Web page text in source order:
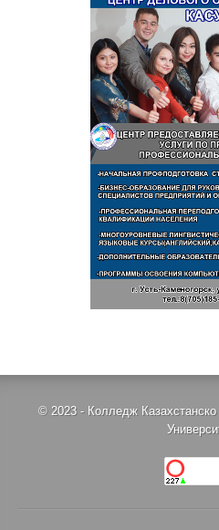
© 2023 - Колледж Казахстанско